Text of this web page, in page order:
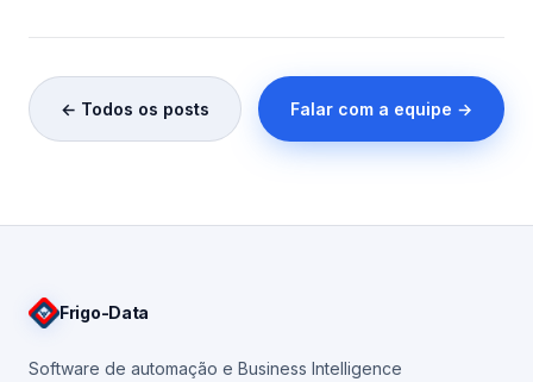
← Todos os posts Falar com a equipe →
Frigo-Data
Software de automação e Business Intelligence